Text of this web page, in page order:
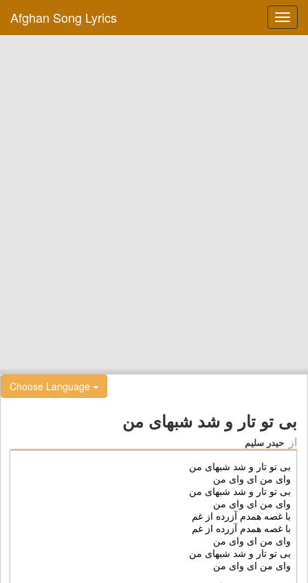
Afghan Song Lyrics
Choose Language
بی تو تار و شد شبهای من
از حیدر سلیم